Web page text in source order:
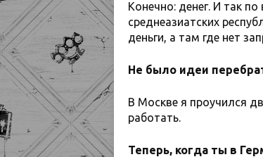
Конечно: денег. И так
среднеазиатских
деньги, а там где нет
Не было идеи
В Москве я проучился
работать.
Теперь, когда ты в